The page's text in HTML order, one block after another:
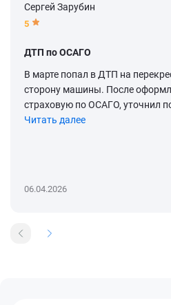
Сергей Зарубин
5
ДТП по ОСАГО
В марте попал в ДТП на
сторону машины. После
страховую по ОСАГО, уточнил
Читать далее
06.04.2026